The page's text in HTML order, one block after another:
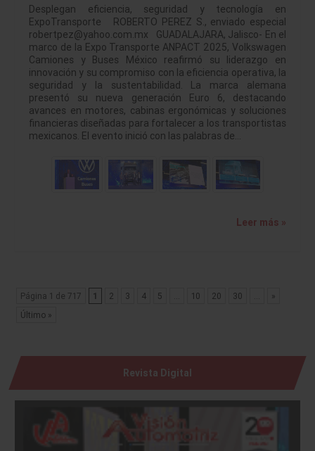
Desplegan eficiencia, seguridad y tecnología en
ExpoTransporte ROBERTO PEREZ S., enviado especial
robertpez@yahoo.com.mx GUADALAJARA, Jalisco- En el
marco de la Expo Transporte ANPACT 2025, Volkswagen
Camiones y Buses México reafirmó su liderazgo en
innovación y su compromiso con la eficiencia operativa, la
seguridad y la sustentabilidad. La marca alemana
presentó su nueva generación Euro 6, destacando
avances en motores, cabinas ergonómicas y soluciones
financieras diseñadas para fortalecer a los transportistas
mexicanos. El evento inició con las palabras de…
Leer más »
Página 1 de 717 1 2 3 4 5 10 20 30
»
Último »
Revista Digital